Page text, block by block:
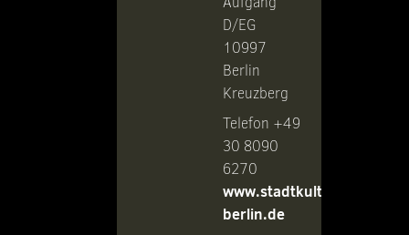
D/EG
10997
Berlin
Kreuzberg
Telefon +49
30 8090
6270
www.stadtkultur-
berlin.de